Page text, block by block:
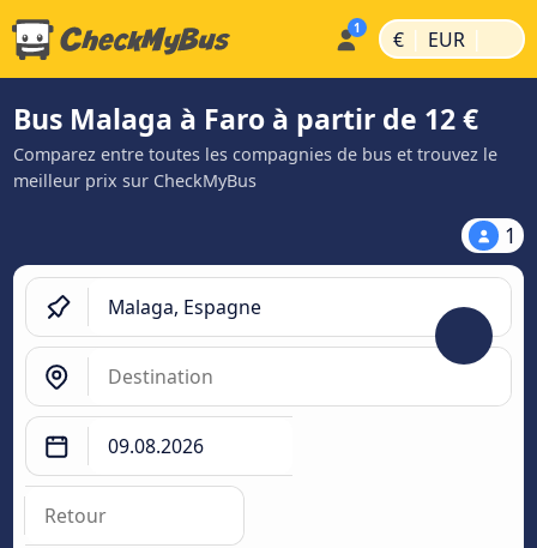
€ | EUR |
Bus Malaga à Faro à partir de 12 €
Comparez entre toutes les compagnies de bus et trouvez le
meilleur prix sur CheckMyBus
1